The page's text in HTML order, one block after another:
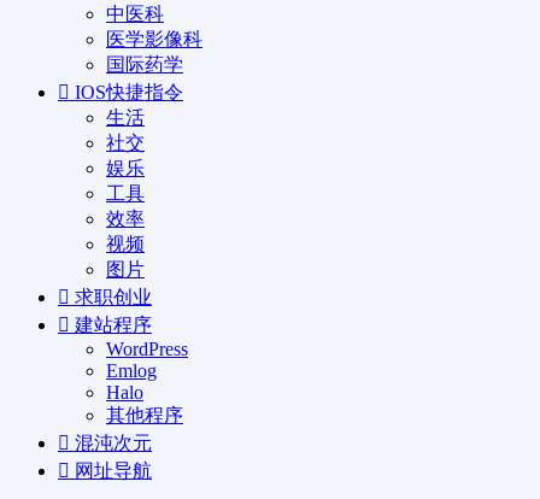
中医科
医学影像科
国际药学
IOS快捷指令
生活
社交
娱乐
工具
效率
视频
图片
求职创业
建站程序
WordPress
Emlog
Halo
其他程序
混沌次元
网址导航